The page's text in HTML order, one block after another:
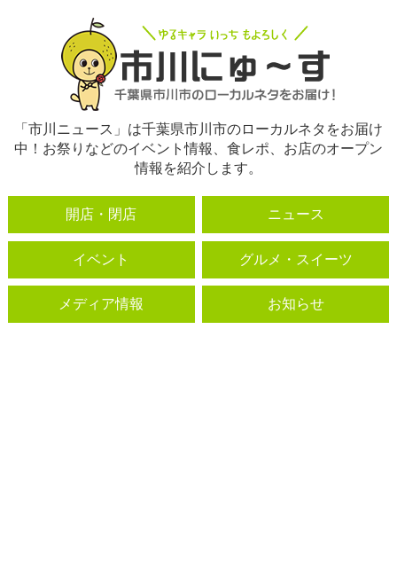
「市川ニュース」は千葉県市川市のローカルネタをお届け
中！お祭りなどのイベント情報、食レポ、お店のオープン
情報を紹介します。
開店・閉店 ニュース
イベント グルメ・スイーツ
メディア情報 お知らせ